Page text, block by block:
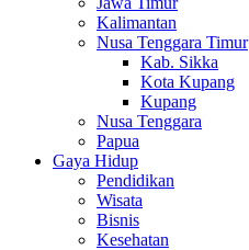
Kalimantan
Nusa Tenggara Timur
Kab. Sikka
Kota Kupang
Kupang
Nusa Tenggara
Papua
Gaya Hidup
Pendidikan
Wisata
Bisnis
Kesehatan